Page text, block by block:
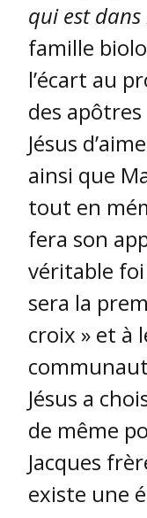
qui est dans
famille
l’écart au
des apôtres
Jésus
ainsi que
tout en
fera son
véritable foi
sera la
croix » et à
Jésus a
de même
Jacques
existe une